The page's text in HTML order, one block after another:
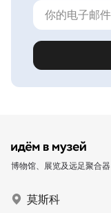
博物馆、展览及远足聚合器
莫斯科